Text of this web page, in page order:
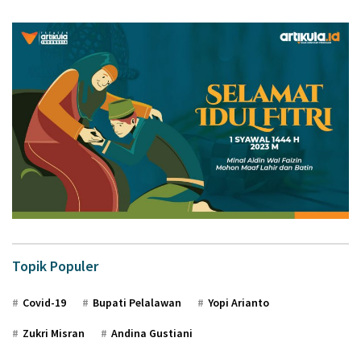
Topik Populer
Covid-19 Bupati Pelalawan Yopi Arianto
Zukri Misran Andina Gustiani